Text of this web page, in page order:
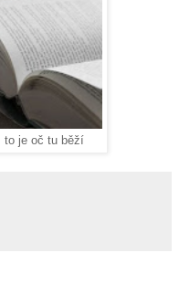
to je oč tu běží